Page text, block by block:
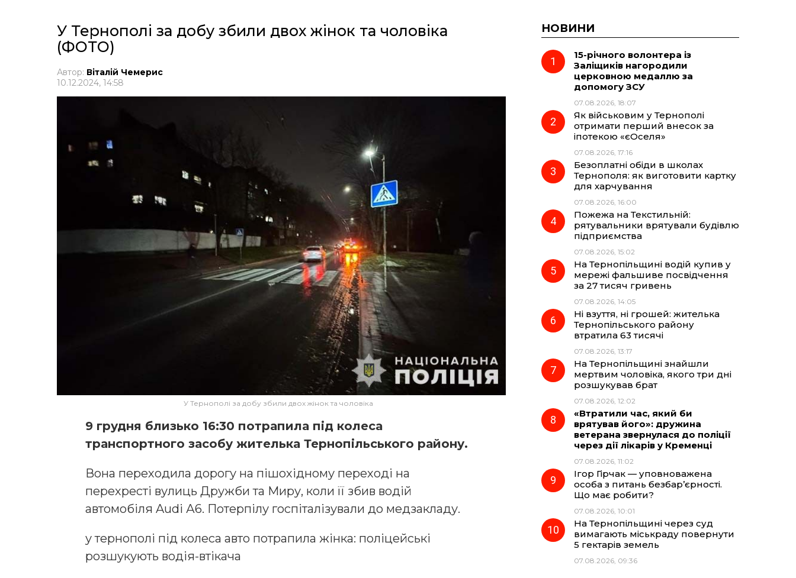
У Тернополі за добу збили двох жінок та чоловіка
(ФОТО)
Автор: Віталій Чемерис
10.12.2024, 14:58
У Тернополі за добу збили двох жінок та чоловіка
9 грудня близько 16:30 потрапила під колеса
транспортного засобу жителька Тернопільського району.
Вона переходила дорогу на пішохідному переході на
перехресті вулиць Дружби та Миру, коли її збив водій
автомобіля Audi А6. Потерпілу госпіталізували до медзакладу.
у тернополі під колеса авто потрапила жінка: поліцейські
розшукують водія-втікача
НОВИНИ
15-річного волонтера із
Заліщиків нагородили
церковною медаллю за
допомогу ЗСУ
07.08.2026, 18:07
Як військовим у Тернополі
отримати перший внесок за
іпотекою «єОселя»
07.08.2026, 17:16
Безоплатні обіди в школах
Тернополя: як виготовити картку
для харчування
07.08.2026, 16:00
Пожежа на Текстильній:
рятувальники врятували будівлю
підприємства
07.08.2026, 15:02
На Тернопільщині водій купив у
мережі фальшиве посвідчення
за 27 тисяч гривень
07.08.2026, 14:05
Ні взуття, ні грошей: жителька
Тернопільського району
втратила 63 тисячі
07.08.2026, 13:17
На Тернопільщині знайшли
мертвим чоловіка, якого три дні
розшукував брат
07.08.2026, 12:02
«Втратили час, який би
врятував його»: дружина
ветерана звернулася до поліції
через дії лікарів у Кременці
07.08.2026, 11:02
Ігор Гірчак — уповноважена
особа з питань безбар’єрності.
Що має робити?
07.08.2026, 10:01
На Тернопільщині через суд
вимагають міськраду повернути
5 гектарів земель
07.08.2026, 09:36